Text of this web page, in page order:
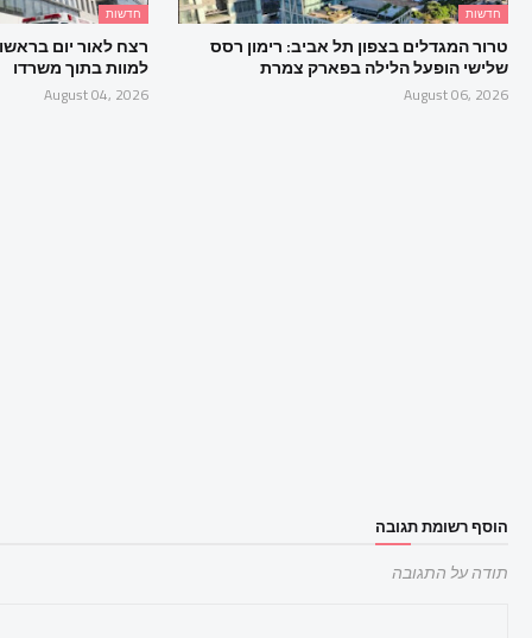
חדשות
טרור המגדלים בצפון תל אביב: רימון רסס
שלישי הופעל הלילה בפארק צמרת
August 06, 2026
חדשות
רצח לאור יום
למוות בתוך משרדו
August 04, 2026
הוסף רשומת תגובה
תודה על התגובה